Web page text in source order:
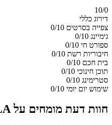
10/0
דירוג כללי
צפייה בסרטים 0/10
גימיינג 0/10
ספורט חי 0/10
חיבוריות רשת 0/10
בית חכם 0/10
תוכן חינוכי 0/10
סטרימינג 0/10
שימוש יום יומי 0/10
חוות דעת מומחים על LG OLED55G26LA